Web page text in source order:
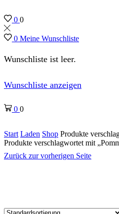
0 0
0 Meine Wunschliste
Wunschliste ist leer.
Wunschliste anzeigen
0 0
Start Laden Shop Produkte
Produkte verschlagwortet mit
Zurück zur vorherigen Seite